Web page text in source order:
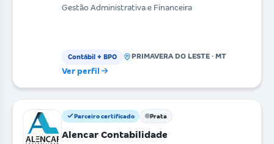
Gestão Administrativa e Financeira
Contábil + BPO PRIMAVERA DO LESTE · MT
Ver perfil
Parceiro certificado Prata
Alencar Contabilidade